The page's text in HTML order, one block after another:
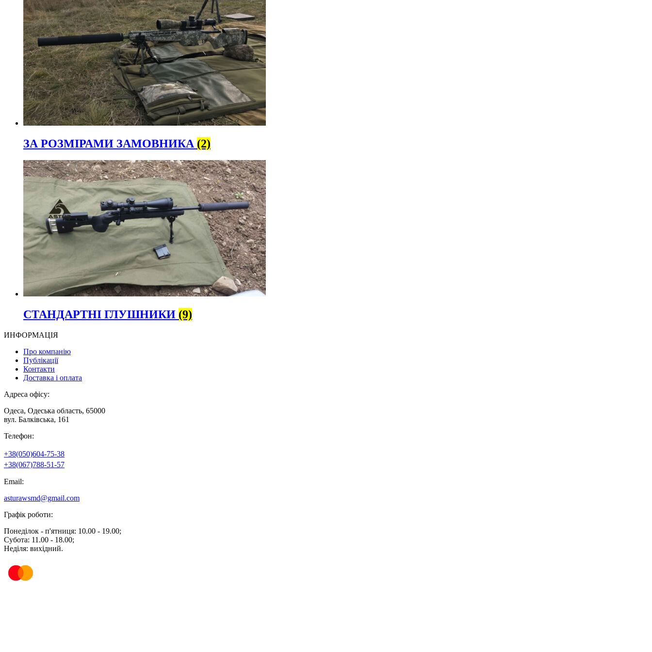
ЗА РОЗМІРАМИ ЗАМОВНИКА (2)
СТАНДАРТНІ ГЛУШНИКИ (9)
ИНФОРМАЦІЯ
Про компанію
Публікації
Контакти
Доставка і оплата
Адреса офісу:
Одеса, Одеська область, 65000
вул. Балківська, 161
Телефон:
+38(050)604-75-38
+38(067)788-51-57
Email:
asturawsmd@gmail.com
Графік роботи:
Понеділок - п'ятниця: 10.00 - 19.00;
Субота: 11.00 - 18.00;
Неділя: вихідний.